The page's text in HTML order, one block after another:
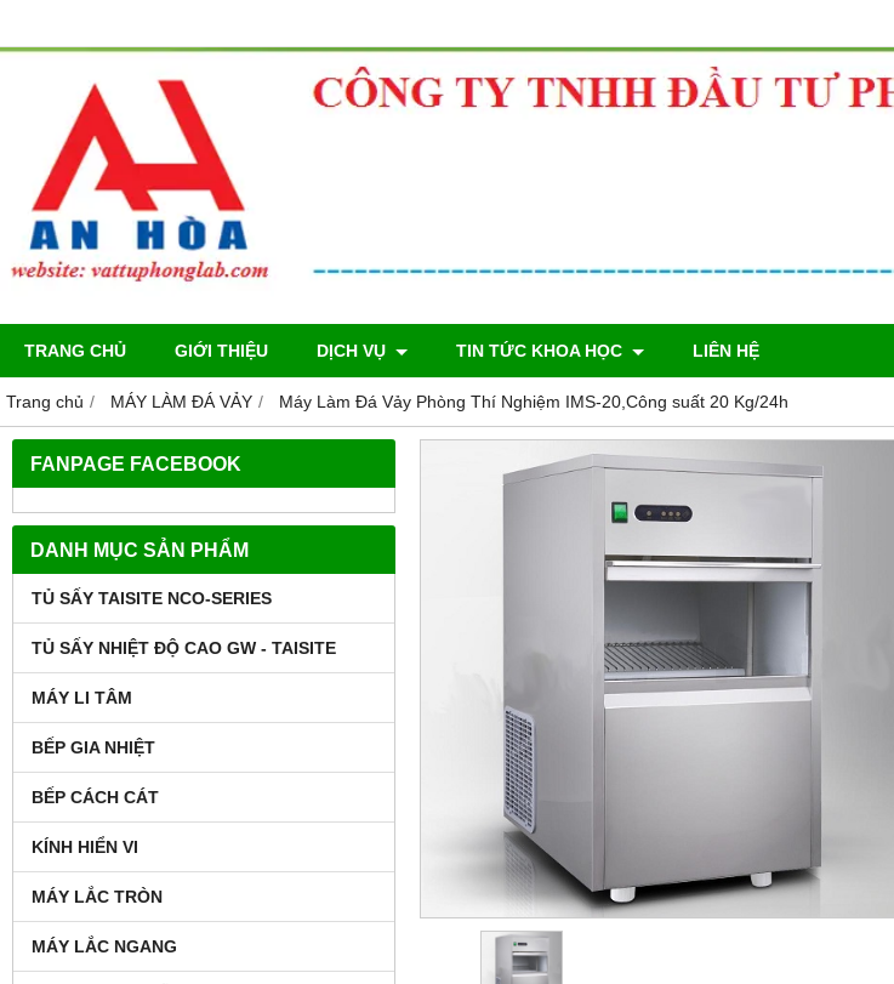
TRANG CHỦ GIỚI THIỆU DỊCH VỤ TIN TỨC KHOA HỌC LIÊN HỆ
Trang chủ MÁY LÀM ĐÁ VẢY Máy Làm Đá Vảy Phòng Thí Nghiệm IMS-20,Công suất 20 Kg/24h
FANPAGE FACEBOOK
DANH MỤC SẢN PHẨM
TỦ SẤY TAISITE NCO-SERIES
TỦ SẤY NHIỆT ĐỘ CAO GW - TAISITE
MÁY LI TÂM
BẾP GIA NHIỆT
BẾP CÁCH CÁT
KÍNH HIỂN VI
MÁY LẮC TRÒN
MÁY LẮC NGANG